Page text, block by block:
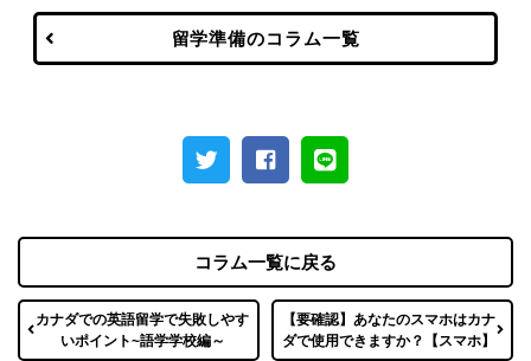
留学準備のコラム一覧
カナダでの英語留学で失敗しやす
いポイント~語学学校編～
コラム一覧に戻る
【要確認】あなたのスマホはカナ
ダで使用できますか？【スマホ】